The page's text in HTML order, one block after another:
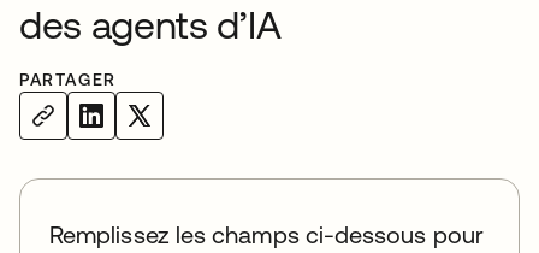
des agents d’IA
PARTAGER
Remplissez les champs ci-dessous pour